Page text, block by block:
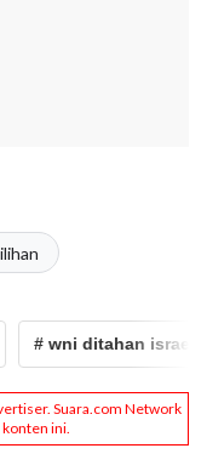
# wni ditahan israel